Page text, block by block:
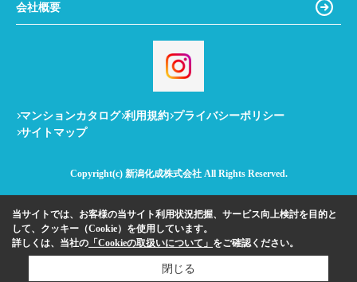
会社概要
マンションカタログ 利用規約 プライバシーポリシー
サイトマップ
Copyright(c) 新潟化成株式会社 All Rights Reserved.
当サイトでは、お客様の当サイト利用状況把握、サービス向上検討を目的と
して、クッキー（Cookie）を使用しています。
詳しくは、当社の 「Cookieの取扱いについて」 をご確認ください。
閉じる